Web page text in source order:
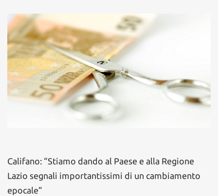
Califano: “Stiamo dando al Paese e alla Regione
Lazio segnali importantissimi di un cambiamento
epocale”